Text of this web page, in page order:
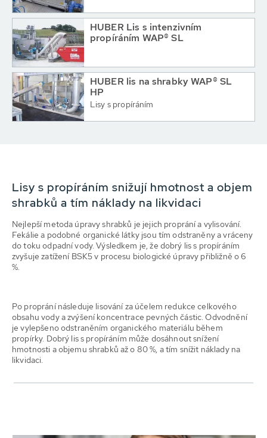
HUBER Lis s intenzivním
propíráním WAP® SL
HUBER lis na shrabky WAP® SL
HP
Lisy s propíráním
Lisy s propíráním snižují hmotnost a objem
shrabků a tím náklady na likvidaci
Nejlepší metoda úpravy shrabků je jejich proprání a vylisování.
Fekálie a podobné organické látky jsou tím odstraněny a vráceny
do toku odpadní vody. Výsledkem je, že dobrý lis s propíráním
zvyšuje zatížení BSK5 v procesu biologické úpravy přibližně o 6
%.
Po proprání následuje lisování za účelem redukce celkového
obsahu vody a zvýšení koncentrace pevných částic. Odvodnění
je vylepšeno odstraněním organického materiálu během
propírky. Dobrý lis s propíráním může dosáhnout snížení
hmotnosti a objemu shrabků až o 80 %, a tím snížit náklady na
likvidaci.